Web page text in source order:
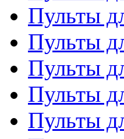
Пульты
Пульты
Пульты
Пульты
Пульты